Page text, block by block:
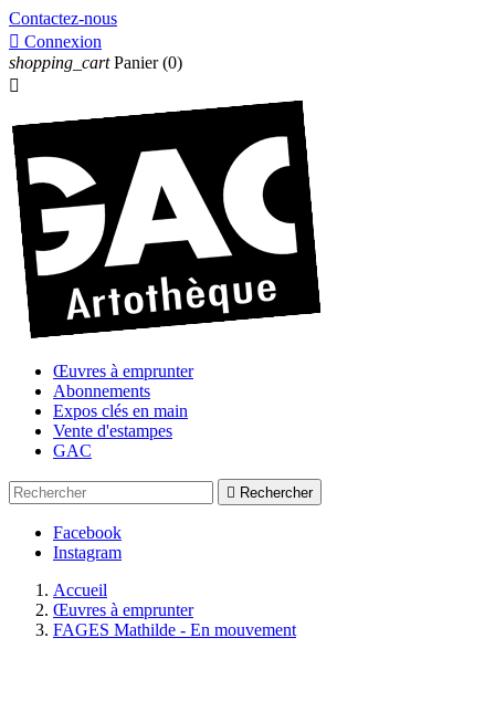
Contactez-nous
 Connexion
shopping_cart Panier (0)

Œuvres à emprunter
Abonnements
Expos clés en main
Vente d'estampes
GAC
 Rechercher
Facebook
Instagram
Accueil
Œuvres à emprunter
FAGES Mathilde - En mouvement